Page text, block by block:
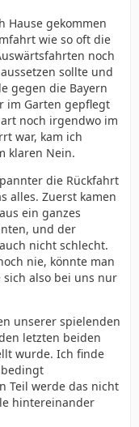
Hause gekommen
wie so oft die
noch
sollte und
gegen die Bayern
im Garten gepflegt
noch irgendwo im
war, kam ich
klaren Nein.
die Rückfahrt
alles. Zuerst kamen
ein ganzes
und der
nicht schlecht.
nie, könnte man
sich also bei uns nur
unserer spielenden
letzten beiden
wurde. Ich finde
Teil werde das nicht
hintereinander